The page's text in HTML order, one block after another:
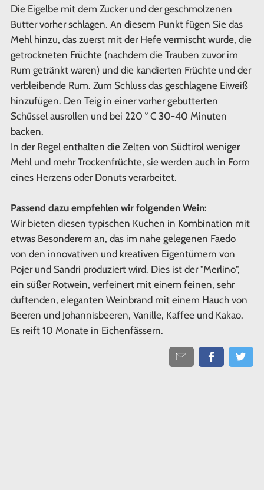
Die Eigelbe mit dem Zucker und der geschmolzenen
Butter vorher schlagen. An diesem Punkt fügen Sie das
Mehl hinzu, das zuerst mit der Hefe vermischt wurde, die
getrockneten Früchte (nachdem die Trauben zuvor im
Rum getränkt waren) und die kandierten Früchte und der
verbleibende Rum. Zum Schluss das geschlagene Eiweiß
hinzufügen. Den Teig in einer vorher gebutterten
Schüssel ausrollen und bei 220 ° C 30-40 Minuten
backen.
In der Regel enthalten die Zelten von Südtirol weniger
Mehl und mehr Trockenfrüchte, sie werden auch in Form
eines Herzens oder Donuts verarbeitet.
Passend dazu empfehlen wir folgenden Wein:
Wir bieten diesen typischen Kuchen in Kombination mit
etwas Besonderem an, das im nahe gelegenen Faedo
von den innovativen und kreativen Eigentümern von
Pojer und Sandri produziert wird. Dies ist der "Merlino",
ein süßer Rotwein, verfeinert mit einem feinen, sehr
duftenden, eleganten Weinbrand mit einem Hauch von
Beeren und Johannisbeeren, Vanille, Kaffee und Kakao.
Es reift 10 Monate in Eichenfässern.